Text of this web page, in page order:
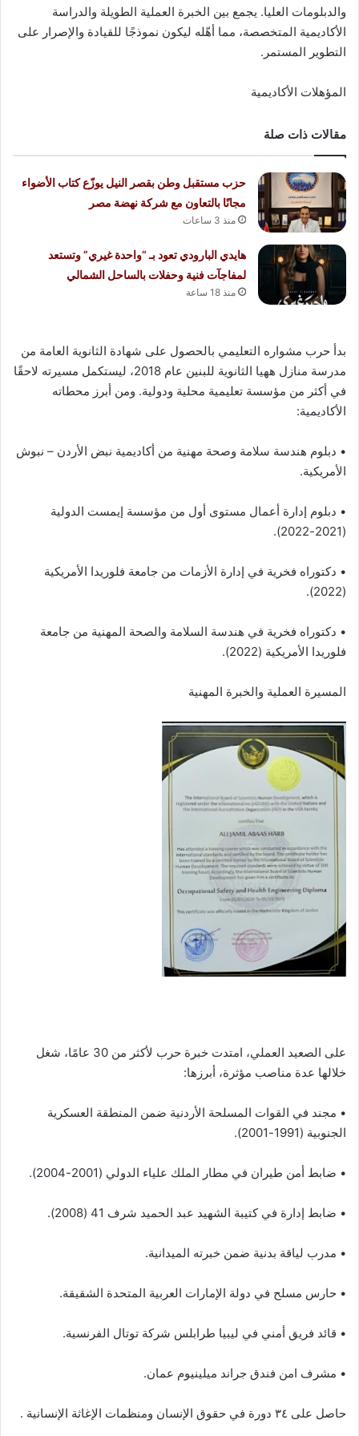
والدبلومات العليا. يجمع بين الخبرة العملية الطويلة والدراسة
الأكاديمية المتخصصة، مما أهّله ليكون نموذجًا للقيادة والإصرار على
التطوير المستمر.
المؤهلات الأكاديمية
مقالات ذات صلة
حزب مستقبل وطن بقصر النيل يوزّع كتاب الأضواء
مجانًا بالتعاون مع شركة نهضة مصر
منذ 3 ساعات
هايدي البارودي تعود بـ “واحدة غيري” وتستعد
لمفاجآت فنية وحفلات بالساحل الشمالي
منذ 18 ساعة
بدأ حرب مشواره التعليمي بالحصول على شهادة الثانوية العامة من
مدرسة منازل ههيا الثانوية للبنين عام 2018، ليستكمل مسيرته لاحقًا
في أكثر من مؤسسة تعليمية محلية ودولية. ومن أبرز محطاته
الأكاديمية:
• دبلوم هندسة سلامة وصحة مهنية من أكاديمية نبض الأردن – نبوش
الأمريكية.
• دبلوم إدارة أعمال مستوى أول من مؤسسة إيمست الدولية
(2021-2022).
• دكتوراه فخرية في إدارة الأزمات من جامعة فلوريدا الأمريكية
(2022).
• دكتوراه فخرية في هندسة السلامة والصحة المهنية من جامعة
فلوريدا الأمريكية (2022).
المسيرة العملية والخبرة المهنية
على الصعيد العملي، امتدت خبرة حرب لأكثر من 30 عامًا، شغل
خلالها عدة مناصب مؤثرة، أبرزها:
• مجند في القوات المسلحة الأردنية ضمن المنطقة العسكرية
الجنوبية (1991-2001).
• ضابط أمن طيران في مطار الملك علياء الدولي (2001-2004).
• ضابط إدارة في كتيبة الشهيد عبد الحميد شرف 41 (2008).
• مدرب لياقة بدنية ضمن خبرته الميدانية.
• حارس مسلح في دولة الإمارات العربية المتحدة الشقيقة.
• قائد فريق أمني في ليبيا طرابلس شركة توتال الفرنسية.
• مشرف امن فندق جراند ميلينيوم عمان.
حاصل على ٣٤ دورة في حقوق الإنسان ومنظمات الإغاثة الإنسانية .